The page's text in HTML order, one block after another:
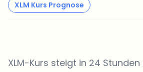
XLM Kurs Prognose
XLM-Kurs steigt in 24 Stunden